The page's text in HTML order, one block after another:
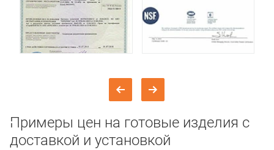
Примеры цен на готовые изделия с
доставкой и установкой